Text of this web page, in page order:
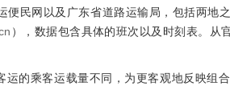
便民网以及广东省道路运输局，包括两地
），数据包含具体的班次以及时刻表。从
运的乘客运载量不同，为更客观地反映组